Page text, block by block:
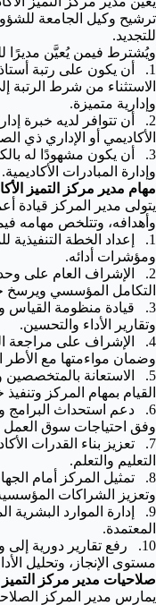
ترشيح وكيل الجامعة
للتجديد.
ويُشترط فيمن يُعيَّن مديرًا
1. أن يكون على رتبة
الاستثناء من شرط الرتبة
وإدارية متميزة.
2. أن تتوافر لديه خبرة
الأكاديمي أو الإداري ذي
3. أن يكون مشهودًا له
وإدارة المبادرات الأكاديمية.
مهام مدير مركز التميز
يتولى مدير المركز قيادة
وأهدافه، وتتلخص مهامه
1. إعداد الخطة التنفيذية
ومؤشرات أدائه.
2. الإشراف العام على
التكامل المؤسسي ويرسخ
3. قيادة منظومة القياس
وتقارير الأداء والتحسين.
4. الإشراف على مراجعة
وضمان مواءمتها مع الأطر
5. الاستعانة
القيام بمهام المركز
6. دعم استحداث البرامج
وفق احتياجات سوق العمل
7. تعزيز بناء القدرات
التعليم والتعلم.
8. تمثيل المركز أمام
وتعزيز الشراكات المؤسسية
9. إدارة الموارد
المعتمدة.
10. رفع تقارير دورية
مستوى الإنجاز، وتحليل
صلاحيات مدير مركز التميز
يمارس مدير المركز